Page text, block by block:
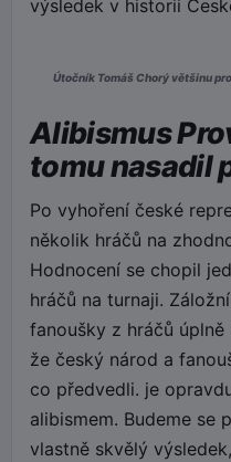
výsledek v historii
Útočník Tomáš Chorý většinu
Alibismus
tomu nasadil
Po vyhoření české
několik hráčů na
Hodnocení se chopil
hráčů na turnaji.
fanoušky z hráčů
že český národ a
co předvedli. je
alibismem. Budeme se
vlastně skvělý